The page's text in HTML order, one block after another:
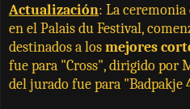
Actualización: La ceremonia
en el Palais du Festival,
destinados a losmejores
fue para "Cross", dirigido por
del jurado fue para "Badpakje